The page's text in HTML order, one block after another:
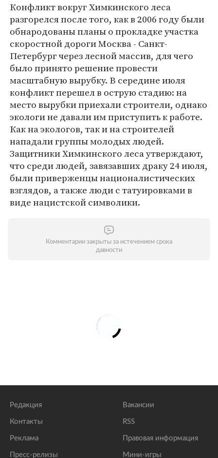
Конфликт вокруг Химкинского леса
разгорелся после того, как в 2006 году были
обнародованы планы о прокладке участка
скоростной дороги Москва - Санкт-
Петербург через лесной массив, для чего
было принято решение провести
масштабную вырубку. В середине июля
конфликт перешел в острую стадию: на
место вырубки приехали строители, однако
экологи не давали им приступить к работе.
Как на экологов, так и на строителей
нападали группы молодых людей.
Защитники Химкинского леса утверждают,
что среди людей, завязавших драку 24 июля,
были приверженцы националистических
взглядов, а также люди с татуировками в
виде нацистской символики.
Комментарии закрыты за истечением срока
давности
Редакция
Контакты
Реклама
Пресс-релизы
Вакансии
RSS
Правовая информация
Мини-игры